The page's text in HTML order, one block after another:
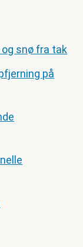
snø fra tak
på